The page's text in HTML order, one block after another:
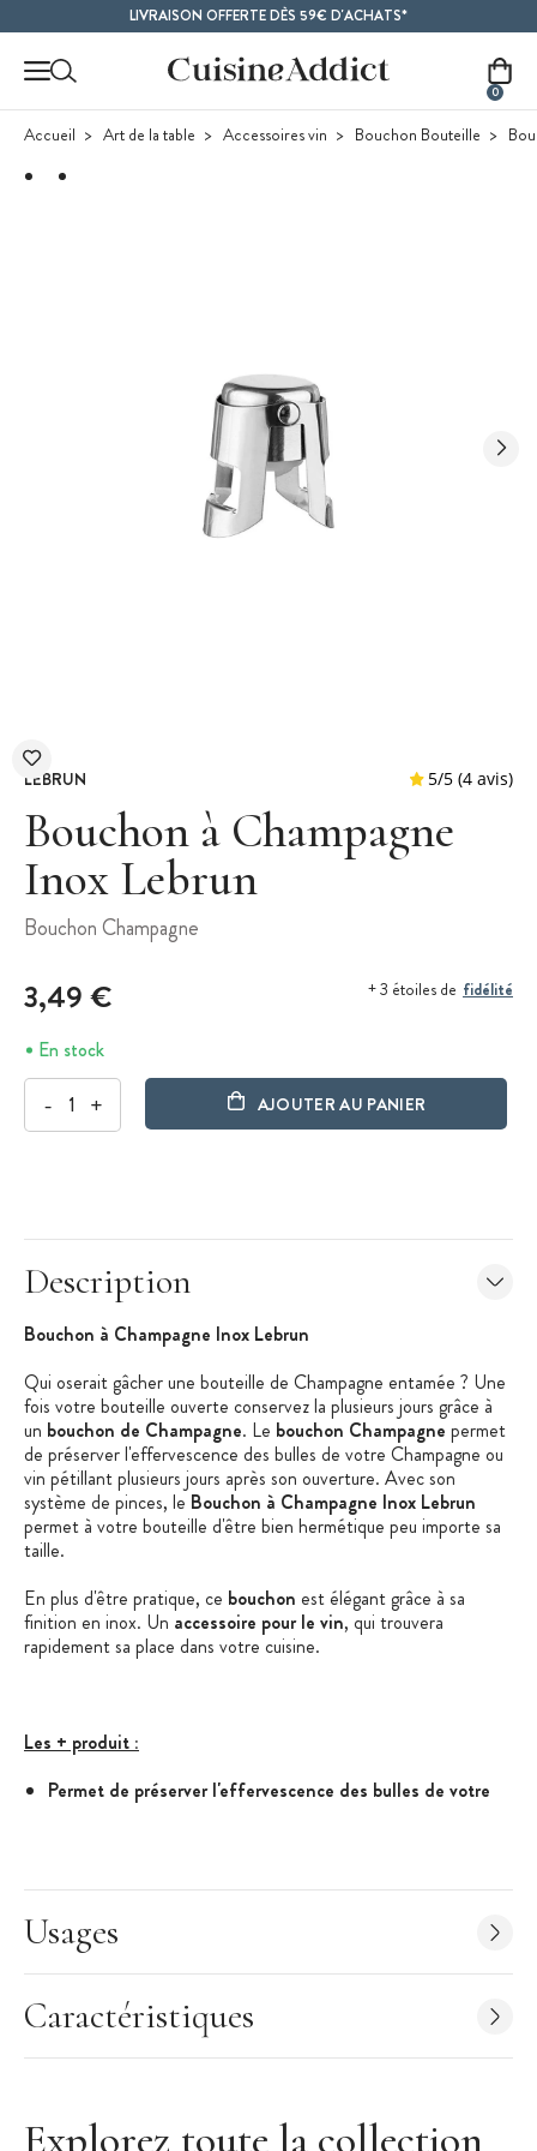
LIVRAISON OFFERTE DÈS 59€ D'ACHATS*
0
Accueil Art de la table Accessoires vin Bouchon Bouteille
LEBRUN
Bouchon à Champagne
Inox Lebrun
Bouchon Champagne
3,49 € + 3 étoiles de fidélité
En stock
- + AJOUTER AU PANIER
Description
Bouchon à Champagne Inox Lebrun
Qui oserait gâcher une bouteille de Champagne entamée ? Une
fois votre bouteille ouverte conservez la plusieurs jours grâce à
un bouchon de Champagne. Le bouchon Champagne permet
de préserver l'effervescence des bulles de votre Champagne ou
vin pétillant plusieurs jours après son ouverture. Avec son
système de pinces, le Bouchon à Champagne Inox Lebrun
permet à votre bouteille d'être bien hermétique peu importe sa
taille.
En plus d'être pratique, ce bouchon est élégant grâce à sa
finition en inox. Un accessoire pour le vin, qui trouvera
rapidement sa place dans votre cuisine.
Les + produit :
Permet de préserver l'effervescence des bulles de votre
Caractéristiques du bouchon à Champagne :
Bouchon à Champagne
Matière : inox
Poids : 51g
Usages
Caractéristiques
Explorez toute la collection